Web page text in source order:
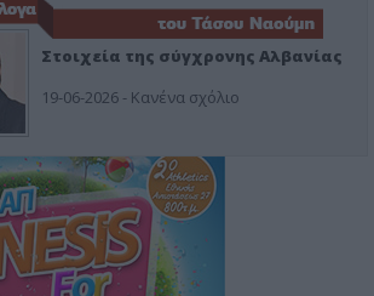
Στοιχεία της σύγχρονης Αλβανίας
19-06-2026 - Κανένα σχόλιο